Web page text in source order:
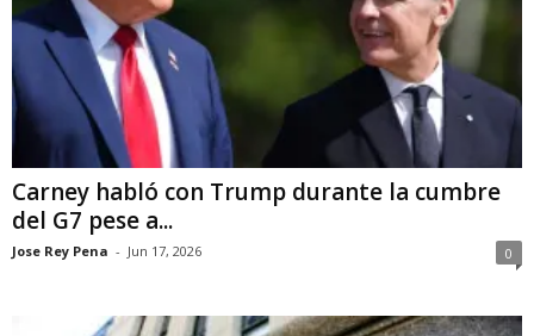
Carney habló con Trump durante la cumbre
del G7 pese a...
Jose Rey Pena - Jun 17, 2026 0